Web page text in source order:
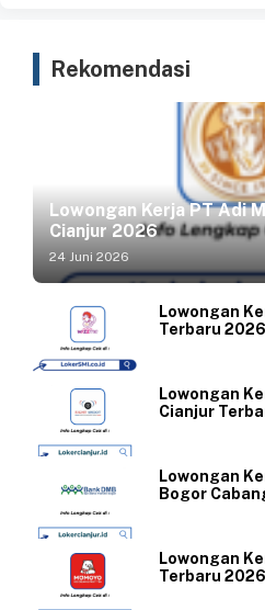
Rekomendasi
Lowongan Kerja PT Adi
Cianjur 2026
24 Juni 2026
Lowongan
Terbaru 2026
Lowongan
Cianjur
Lowongan
Bogor
Lowongan
Terbaru 2026